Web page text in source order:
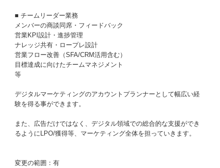
■ チームリーダー業務
メンバーの商談同席・フィードバック
営業KPI設計・進捗管理
ナレッジ共有・ロープレ設計
営業フロー改善（SFA/CRM活用含む）
目標達成に向けたチームマネジメント
等
デジタルマーケティングのアカウントプランナーとして幅広い経
験を得る事ができます。
また、広告だけではなく、デジタル領域での総合的な支援ができ
るようにLPO/獲得等、マーケティング全体を担っていきます。
変更の範囲：有